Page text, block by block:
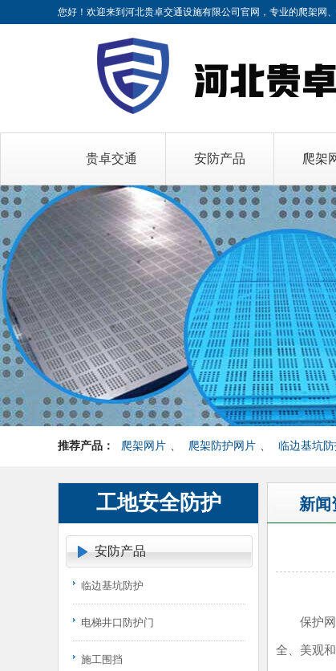
您好！欢迎来到河北贵卓交通设施有限公司官网，专业的爬架网
贵卓交通 安防产品 爬架
推荐产品： 爬架网片 、 爬架防护网片 、 临边基坑防
工地安全防护
安防产品
临边基坑防护
电梯井口防护门
施工围挡
新闻
保护网,
全、美观